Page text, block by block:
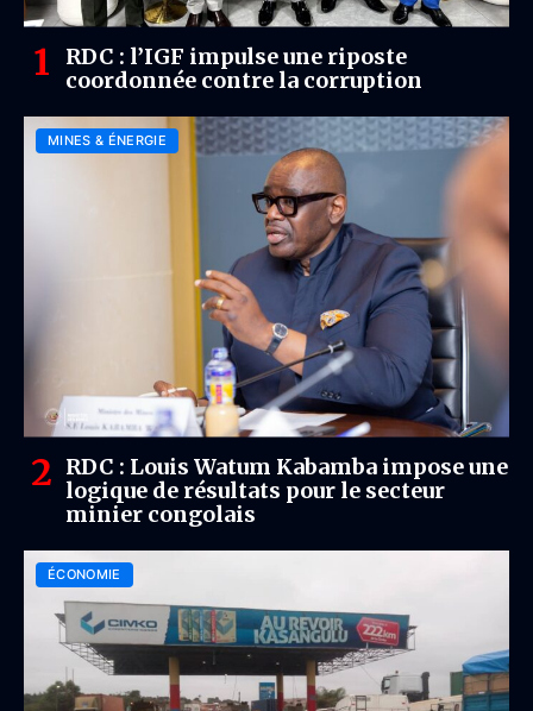
RDC : l’IGF impulse une riposte
coordonnée contre la corruption
MINES & ÉNERGIE
RDC : Louis Watum Kabamba impose une
logique de résultats pour le secteur
minier congolais
ÉCONOMIE